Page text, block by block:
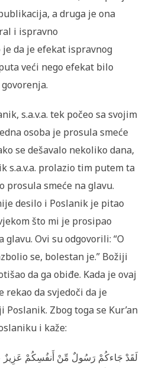
a druga je ona
i ispravno
da je efekat ispravnog
veći nego efekat bilo
s.a.v.a. tek počeo sa svojim
osoba je prosula smeće
se dešavalo nekoliko dana,
s.a.v.a. prolazio tim putem ta
prosula smeće na glavu.
desilo i Poslanik je pitao
što mi je prosipao
glavu. Ovi su odgovorili: “O
se, bolestan je.” Božiji
da ga obiđe. Kada je ovaj
rekao da svje­doči da je
Poslanik. Zbog toga se Kur’an
i kaže:
لَقَدْ جَاءكُمْ رَسُولٌ مِّنْ أَنفُسِكُمْ عَزِيزٌ